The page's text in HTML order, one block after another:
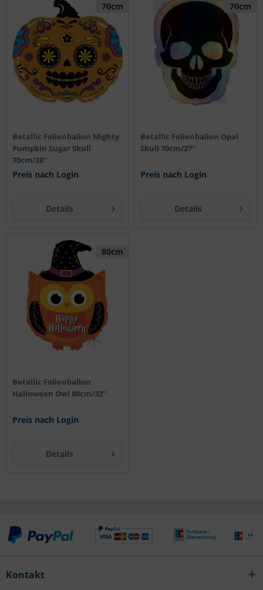
70cm
Betallic Folienballon Mighty
Pumpkin Sugar Skull
70cm/28"
Preis nach Login
Details
70cm
Betallic Folienballon Opal
Skull 70cm/27"
Preis nach Login
Details
80cm
Betallic Folienballon
Halloween Owl 80cm/32"
Preis nach Login
Details
Kontakt